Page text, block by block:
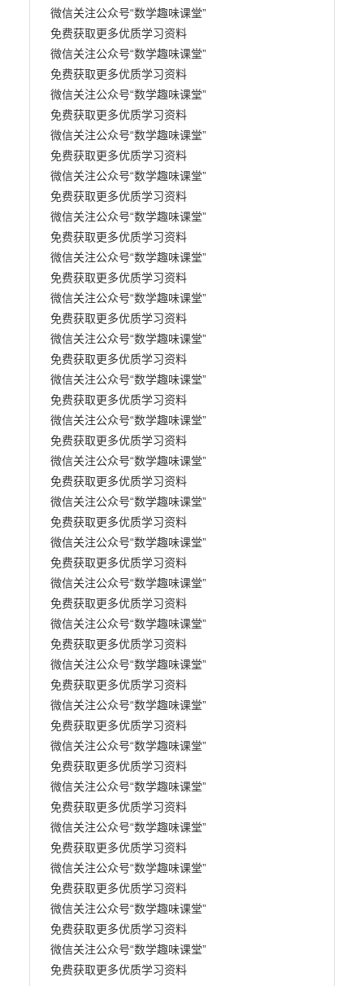
微信关注公众号“数学趣味课堂”
免费获取更多优质学习资料
微信关注公众号“数学趣味课堂”
免费获取更多优质学习资料
微信关注公众号“数学趣味课堂”
免费获取更多优质学习资料
微信关注公众号“数学趣味课堂”
免费获取更多优质学习资料
微信关注公众号“数学趣味课堂”
免费获取更多优质学习资料
微信关注公众号“数学趣味课堂”
免费获取更多优质学习资料
微信关注公众号“数学趣味课堂”
免费获取更多优质学习资料
微信关注公众号“数学趣味课堂”
免费获取更多优质学习资料
微信关注公众号“数学趣味课堂”
免费获取更多优质学习资料
微信关注公众号“数学趣味课堂”
免费获取更多优质学习资料
微信关注公众号“数学趣味课堂”
免费获取更多优质学习资料
微信关注公众号“数学趣味课堂”
免费获取更多优质学习资料
微信关注公众号“数学趣味课堂”
免费获取更多优质学习资料
微信关注公众号“数学趣味课堂”
免费获取更多优质学习资料
微信关注公众号“数学趣味课堂”
免费获取更多优质学习资料
微信关注公众号“数学趣味课堂”
免费获取更多优质学习资料
微信关注公众号“数学趣味课堂”
免费获取更多优质学习资料
微信关注公众号“数学趣味课堂”
免费获取更多优质学习资料
微信关注公众号“数学趣味课堂”
免费获取更多优质学习资料
微信关注公众号“数学趣味课堂”
免费获取更多优质学习资料
微信关注公众号“数学趣味课堂”
免费获取更多优质学习资料
微信关注公众号“数学趣味课堂”
免费获取更多优质学习资料
微信关注公众号“数学趣味课堂”
免费获取更多优质学习资料
微信关注公众号“数学趣味课堂”
免费获取更多优质学习资料